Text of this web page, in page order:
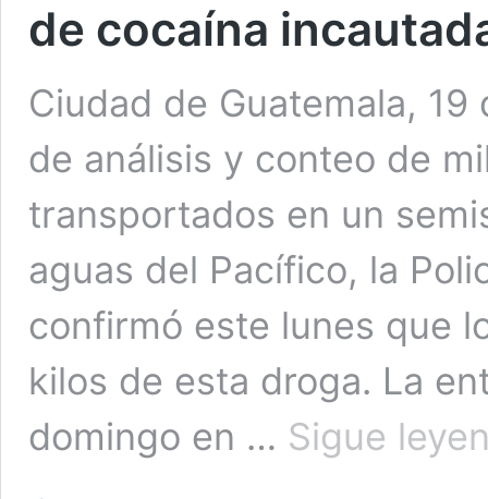
de cocaína
Ciudad de Guatemala,
de análisis y conteo de
transportados en un
aguas del Pacífico, la
confirmó este lunes que
kilos de esta droga. La
domingo en … Sigue